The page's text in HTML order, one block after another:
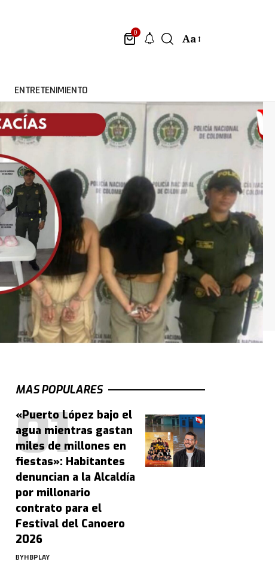
0 Aa
ENTRETENIMIENTO
MAS POPULARES
«Puerto López bajo el
agua mientras gastan
miles de millones en
fiestas»: Habitantes
denuncian a la Alcaldía
por millonario
contrato para el
Festival del Canoero
2026
BYHBPLAY